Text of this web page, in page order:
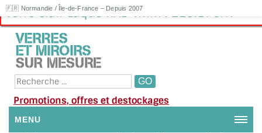
🇫🇷 Normandie / Île-de-France – Depuis 2007
Verre clair Laqué RAL 4mm : 229.17€HT
Promotions, offres et destockages
MENU